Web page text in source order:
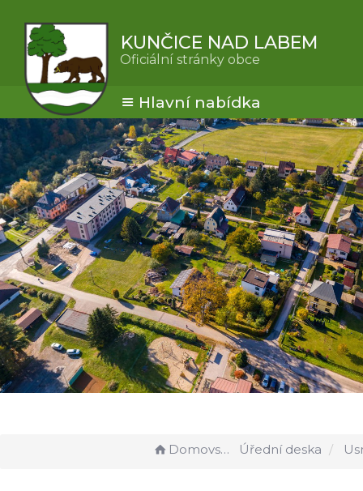
KUNČICE NAD LABEM
Oficiální stránky obce
Hlavní nabídka
Domovská stránka Úřední deska Usnesení z 5.